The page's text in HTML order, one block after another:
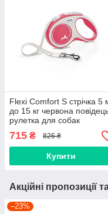
Flexi Comfort S стрічка 5
до 15 кг червона
рулетка для собак
715 ₴ 826 ₴
Купити
Акційні пропозиції
–23%